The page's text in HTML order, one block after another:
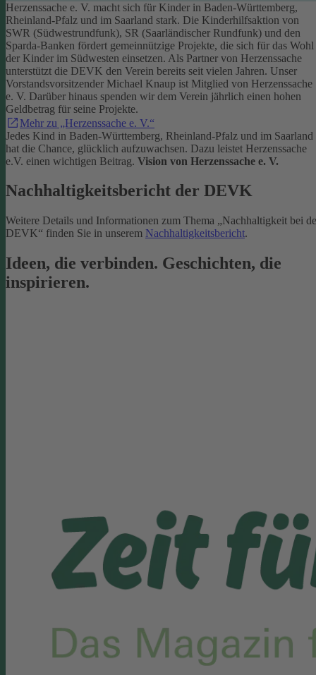
Herzenssache e. V. macht sich für Kinder in Baden-Württemberg,
Rheinland-Pfalz und im Saarland stark. Die Kinderhilfsaktion von
SWR (Südwestrundfunk), SR (Saarländischer Rundfunk) und den
Sparda-Banken fördert gemeinnützige Projekte, die sich für das Wohl
der Kinder im Südwesten einsetzen. Als Partner von Herzenssache
unterstützt die DEVK den Verein bereits seit vielen Jahren. Unser
Vorstandsvorsitzender Michael Knaup ist Mitglied von Herzenssache
e. V. Darüber hinaus spenden wir dem Verein jährlich einen hohen
Geldbetrag für seine Projekte.
Mehr zu „Herzenssache e. V.“
Jedes Kind in Baden-Württemberg, Rheinland-Pfalz und im Saarland
hat die Chance, glücklich aufzuwachsen. Dazu leistet Herzenssache
e.V. einen wichtigen Beitrag. Vision von Herzenssache e. V.
Nachhaltigkeitsbericht der DEVK
Weitere Details und Informationen zum Thema „Nachhaltigkeit bei
DEVK“ finden Sie in unserem Nachhaltigkeitsbericht.
Ideen, die verbinden. Geschichten, die
inspirieren.